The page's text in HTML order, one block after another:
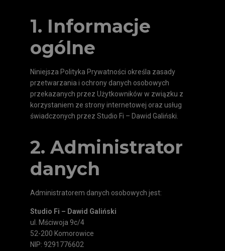
1. Informacje
ogólne
Niniejsza Polityka Prywatności określa zasady
przetwarzania i ochrony danych osobowych
przekazanych przez Użytkowników w związku z
korzystaniem ze strony internetowej oraz usług
świadczonych przez Studio Fi – Dawid Galiński.
2. Administrator
danych
Administratorem danych osobowych jest:
Studio Fi – Dawid Galiński
ul. Mściwoja 9c/4
52-200 Komorowice
NIP: 9291776602